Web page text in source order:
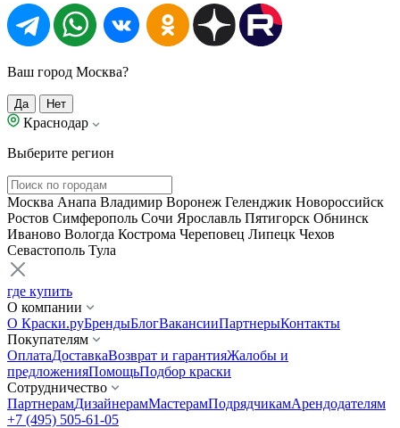
Ваш город Москва?
Да Нет
Краснодар
Выберите регион
Москва Анапа Владимир Воронеж Геленджик Новороссийск
Ростов Симферополь Сочи Ярославль Пятигорск Обнинск
Иваново Вологда Кострома Череповец Липецк Чехов
Севастополь Тула
где купить
О компании
О Краски.руБрендыБлогВакансииПартнерыКонтакты
Покупателям
ОплатаДоставкаВозврат и гарантияЖалобы и
предложенияПомощьПодбор краски
Сотрудничество
ПартнерамДизайнерамМастерамПодрядчикамАрендодателям
+7 (495) 505-61-05